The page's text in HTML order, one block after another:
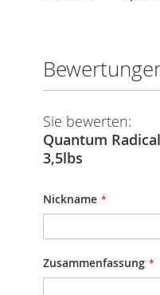
Sie bewerten:
Quantum
3,5lbs
Nickname
Zusammenfassung